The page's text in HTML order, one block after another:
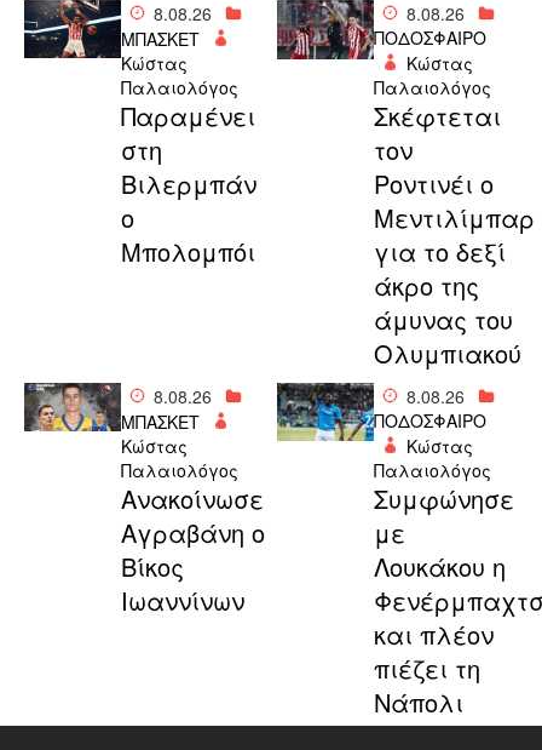
8.08.26
ΜΠΑΣΚΕΤ
Κώστας
Παλαιολόγος
Παραμένει
στη
Βιλερμπάν
ο
Μπολομπόι
8.08.26
ΠΟΔΟΣΦΑΙΡΟ
Κώστας
Παλαιολόγος
Σκέφτεται
τον
Ροντινέι ο
Μεντιλίμπαρ
για το δεξί
άκρο της
άμυνας του
Ολυμπιακού
8.08.26
ΜΠΑΣΚΕΤ
Κώστας
Παλαιολόγος
Aνακοίνωσε
Αγραβάνη ο
Βίκος
Ιωαννίνων
8.08.26
ΠΟΔΟΣΦΑΙΡΟ
Κώστας
Παλαιολόγος
Συμφώνησε
με
Λουκάκου η
και πλέον
πιέζει τη
Νάπολι